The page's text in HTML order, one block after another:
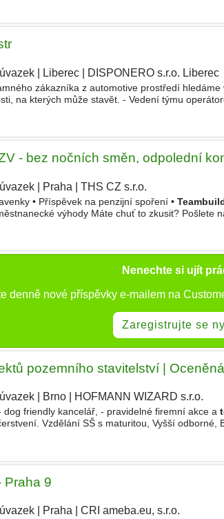
| Liberec| DISPONERO s.r.o. Liberec
zákazníka z automotive prostředí
na kterých může stavět. - Vedení týmu
- bez nočních směn, odpolední
| Praha THS CZ s.r.o.
• Příspěvek na penzijní spoření •
výhody Máte chuť to zkusit? Pošlete
Nenechte si ujít
denně nové příspěvky e-mailem na
Zaregistrujte se
pozemního stavitelství |
| Brno| HOFMANN WIZARD s.r.o.
dog friendly kancelář, - pravidelné firemní akce a
Vzdělání SŠ s maturitou, Vyšší odborné,
Praha 9
| Praha| CRI ameba.eu, s.r.o.